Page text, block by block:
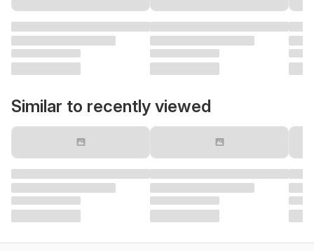
Similar to recently viewed